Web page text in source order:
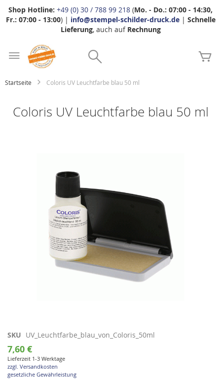
Shop Hotline: +49 (0) 30 / 788 99 218 (Mo. - Do.: 07:00 - 14:30,
Fr.: 07:00 - 13:00) | info@stempel-schilder-druck.de| Schnelle
Lieferung, auch auf Rechnung
Startseite Coloris UV Leuchtfarbe blau 50 ml
Coloris UV Leuchtfarbe blau 50 ml
Zum
Anfang
der
Bildgalerie
springen
SKU UV_Leuchtfarbe_blau_von_Coloris_50ml
7,60 €
Lieferzeit 1-3 Werktage
zzgl. Versandkosten
gesetzliche Gewährleistung